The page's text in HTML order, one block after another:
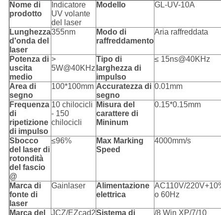
Nome di
prodotto
Indicatore
UV volante
del laser
Modello GL-UV-10A
Lunghezza
d'onda del
laser
355nm
Modo di
raffreddamento
Aria raffreddata
Potenza di
uscita
medio
>
5W@40KHz
Tipo di
larghezza di
impulso
≤ 15ns@40KHz
Area di
segno
100*100mm Accuratezza di
segno
0.01mm
Frequenza
di
ripetizione
di impulso
10 chilocicli
- 150
chilocicli
Misura del
carattere di
Mininum
0.15*0.15mm
Sbocco
del laser di
rotondità
del fascio
@
≤96%
Max Marking
Speed
4000mm/s
Marca di
fonte di
laser
Gainlaser
Alimentazione
elettrica
AC110V/
o 60Hz
Marca del JCZ/EZcad2Sistema di /8 Win XP/7/10